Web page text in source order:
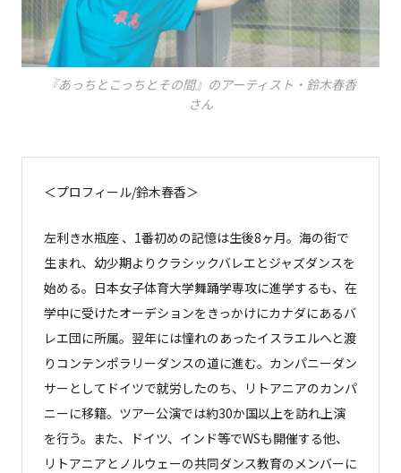
『あっちとこっちとその間』のアーティスト・鈴木春香
さん
＜プロフィール/鈴木春香＞
左利き水瓶座 、1番初めの記憶は生後8ヶ月。海の街で
生まれ、幼少期よりクラシックバレエとジャズダンスを
始める。日本女子体育大学舞踊学専攻に進学するも、在
学中に受けたオーデションをきっかけにカナダにあるバ
レエ団に所属。翌年には憧れのあったイスラエルへと渡
りコンテンポラリーダンスの道に進む。カンパニーダン
サーとしてドイツで就労したのち、リトアニアのカンパ
ニーに移籍。ツアー公演では約30か国以上を訪れ上演
を行う。また、ドイツ、インド等でWSも開催する他、
リトアニアとノルウェーの共同ダンス教育のメンバーに